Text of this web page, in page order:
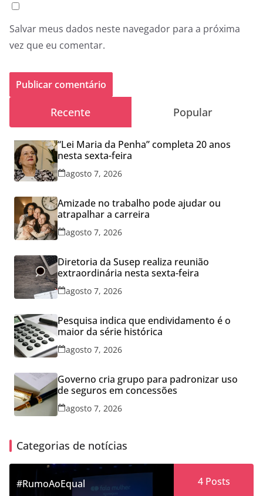
Salvar meus dados neste navegador para a próxima
vez que eu comentar.
Recente Popular
“Lei Maria da Penha” completa 20 anos
nesta sexta-feira
agosto 7, 2026
Amizade no trabalho pode ajudar ou
atrapalhar a carreira
agosto 7, 2026
Diretoria da Susep realiza reunião
extraordinária nesta sexta-feira
agosto 7, 2026
Pesquisa indica que endividamento é o
maior da série histórica
agosto 7, 2026
Governo cria grupo para padronizar uso
de seguros em concessões
agosto 7, 2026
Categorias de notícias
#RumoAoEqual 4Posts